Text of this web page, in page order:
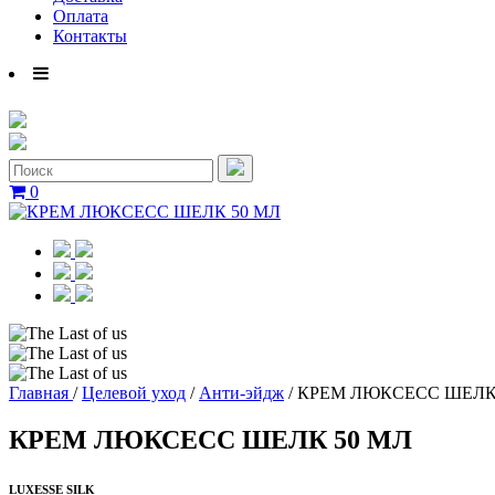
Оплата
Контакты
0
Главная /Целевой уход / Анти-эйдж /КРЕМ ЛЮКСЕСС
КРЕМ ЛЮКСЕСС ШЕЛК 50 МЛ
LUXESSE SILK